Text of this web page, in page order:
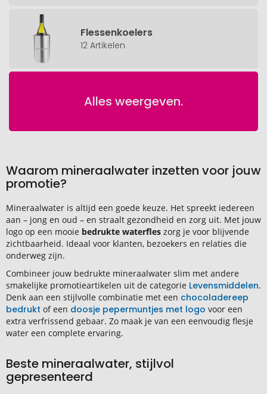
Flessenkoelers
12 Artikelen
Alles weergeven.
Waarom mineraalwater inzetten voor jouw
promotie?
Mineraalwater is altijd een goede keuze. Het spreekt iedereen
aan – jong en oud – en straalt gezondheid en zorg uit. Met jouw
logo op een mooie bedrukte waterfles zorg je voor blijvende
zichtbaarheid. Ideaal voor klanten, bezoekers en relaties die
onderweg zijn.
Combineer jouw bedrukte mineraalwater slim met andere
smakelijke promotieartikelen uit de categorie Levensmiddelen.
Denk aan een stijlvolle combinatie met een chocoladereep
bedrukt of een doosje pepermuntjes met logo voor een
extra verfrissend gebaar. Zo maak je van een eenvoudig flesje
water een complete ervaring.
Beste mineraalwater, stijlvol
gepresenteerd